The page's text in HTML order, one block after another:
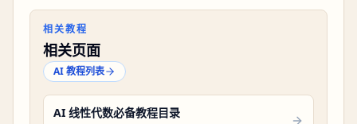
相关教程
相关页面
AI 教程列表
AI 线性代数必备教程目录